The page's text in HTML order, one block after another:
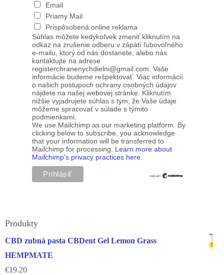
Email
Priamy Mail
Prispôsobená online reklama
Súhlas môžete kedykoľvek zmeniť kliknutím na
odkaz na zrušenie odberu v zápätí ľubovoľného
e-mailu, ktorý od nás dostanete, alebo nás
kontaktujte na adrese
registerchranenychdielni@gmail.com. Vaše
informácie budeme rešpektovať. Viac informácií
o našich postupoch ochrany osobných údajov
nájdete na našej webovej stránke. Kliknutím
nižšie vyjadrujete súhlas s tým, že Vaše údaje
môžeme spracovať v súlade s týmito
podmienkami.
We use Mailchimp as our marketing platform. By
clicking below to subscribe, you acknowledge
that your information will be transferred to
Mailchimp for processing. Learn more about
Mailchimp's privacy practices here.
Produkty
CBD zubná pasta CBDent Gel Lemon Grass
HEMPMATE
€19.20